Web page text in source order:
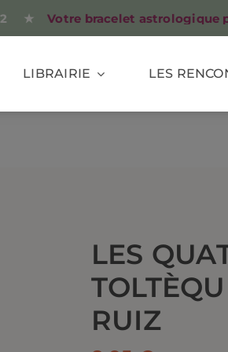
Votre bracelet astrologique
LIBRAIRIE LES
LES
RUIZ